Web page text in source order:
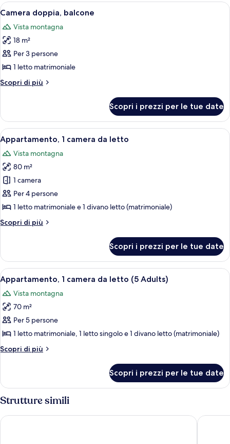
Apri
tutte
le
foto
per
Camera
doppia,
balcone
Una stanza con un letto, un
9
Camera doppia, balcone
Vista montagna
18 m²
Per 3 persone
1 letto matrimoniale
Scopri di più
Altri
doppia,
balcone
Scopri i prezzi per le tue date
Apri
tutte
le
foto
per
Appartamento,
1
da
Una camera da letto con un letto,
14
Appartamento, 1 camera da letto
Vista montagna
80 m²
1 camera
Per 4 persone
1 letto matrimoniale e 1 divano letto (matrimoniale)
Scopri di più
Altri
1
camera
da
letto
Scopri i prezzi per le tue date
Apri
tutte
le
foto
per
Appartamento,
1
camera
letto
(5
Adults)
Un corridoio con piastrelle a motivi
13
Appartamento, 1 camera da letto (5 Adults)
Vista montagna
70 m²
Per 5 persone
1 letto matrimoniale, 1 letto singolo e 1 divano letto (matrimoniale)
Scopri di più
Altri
1
da
(5
Scopri i prezzi per le tue date
Strutture simili
Puesta de Sol Grand